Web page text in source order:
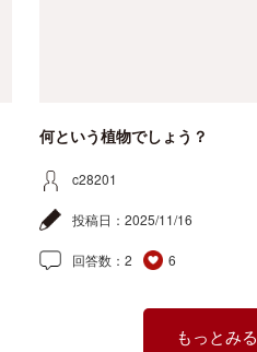
何という植物でしょう？
c28201
投稿日： 2025/11/16
回答数： 2 6
もっとみる